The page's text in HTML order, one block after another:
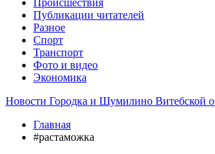
Происшествия
Публикации читателей
Разное
Спорт
Транспорт
Фото и видео
Экономика
Новости Городка и Шумилино Витебской
Главная
#растаможка